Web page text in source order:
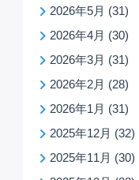
2026年5月 (31)
2026年4月 (30)
2026年3月 (31)
2026年2月 (28)
2026年1月 (31)
2025年12月 (32)
2025年11月 (30)